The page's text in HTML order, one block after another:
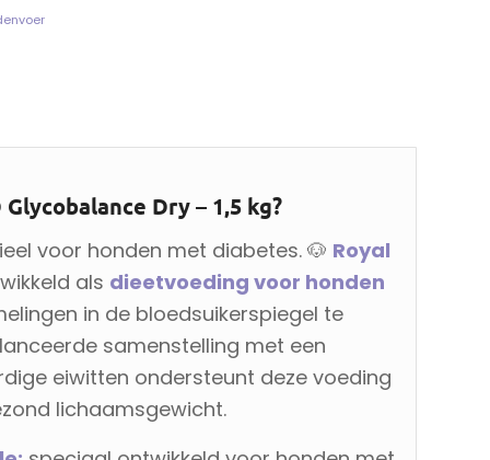
Dry – 1,5 kg?
voor honden met diabetes. 🐶 Royal
als dieetvoeding voor honden
in de bloedsuikerspiegel te
samenstelling met een
eiwitten ondersteunt deze voeding
lichaamsgewicht.